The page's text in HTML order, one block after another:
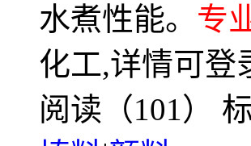
水煮性能。 专
化工,详情可登
阅读（101）